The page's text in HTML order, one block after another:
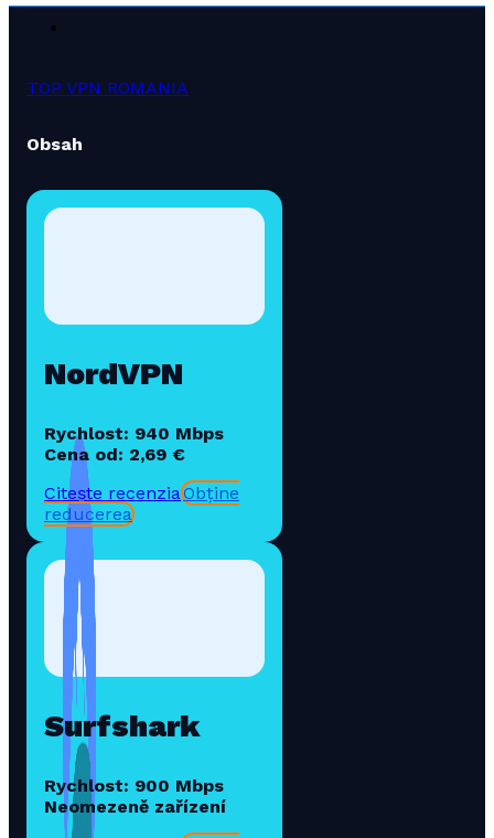
TOP VPN ROMANIA
Obsah
NordVPN
Rychlost: 940 Mbps
Cena od: 2,69 €
Citește recenziaObține
reducerea
Surfshark
Rychlost: 900 Mbps
Neomezeně zařízení